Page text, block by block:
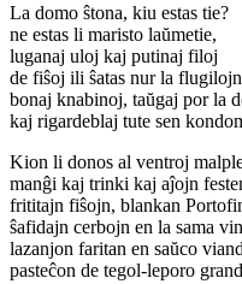
La domo ŝtona, kiu estas tie?
ne estas li maristo laŭmetie,
luganaj uloj kaj putinaj filoj
de fiŝoj ili ŝatas nur la flugilojn
bonaj knabinoj, taŭgaj por la
kaj rigardeblaj tute sen
Kion li donos al ventroj
manĝi kaj trinki kaj aĵojn
frititajn fiŝojn, blankan
ŝafidajn cerbojn en la sama
lazanjon faritan en saŭco
pasteĉon de tegol-leporo